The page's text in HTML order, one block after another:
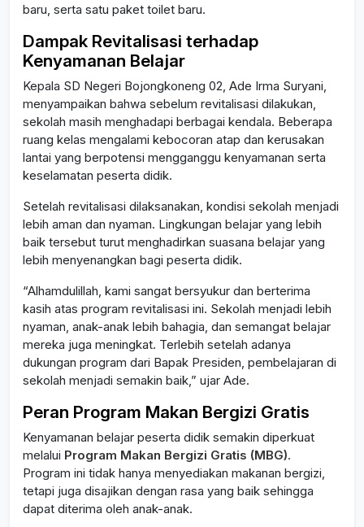
baru, serta satu paket toilet baru.
Dampak Revitalisasi terhadap
Kenyamanan Belajar
Kepala SD Negeri Bojongkoneng 02, Ade Irma Suryani,
menyampaikan bahwa sebelum revitalisasi dilakukan,
sekolah masih menghadapi berbagai kendala. Beberapa
ruang kelas mengalami kebocoran atap dan kerusakan
lantai yang berpotensi mengganggu kenyamanan serta
keselamatan peserta didik.
Setelah revitalisasi dilaksanakan, kondisi sekolah menjadi
lebih aman dan nyaman. Lingkungan belajar yang lebih
baik tersebut turut menghadirkan suasana belajar yang
lebih menyenangkan bagi peserta didik.
“Alhamdulillah, kami sangat bersyukur dan berterima
kasih atas program revitalisasi ini. Sekolah menjadi lebih
nyaman, anak-anak lebih bahagia, dan semangat belajar
mereka juga meningkat. Terlebih setelah adanya
dukungan program dari Bapak Presiden, pembelajaran di
sekolah menjadi semakin baik,” ujar Ade.
Peran Program Makan Bergizi Gratis
Kenyamanan belajar peserta didik semakin diperkuat
melalui Program Makan Bergizi Gratis (MBG).
Program ini tidak hanya menyediakan makanan bergizi,
tetapi juga disajikan dengan rasa yang baik sehingga
dapat diterima oleh anak-anak.